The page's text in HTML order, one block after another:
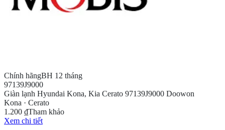
Chính hãngBH 12 tháng
97139J9000
Giàn lạnh Hyundai Kona, Kia Cerato 97139J9000 Doowon
Kona · Cerato
1.200 ₫Tham khảo
Xem chi tiết